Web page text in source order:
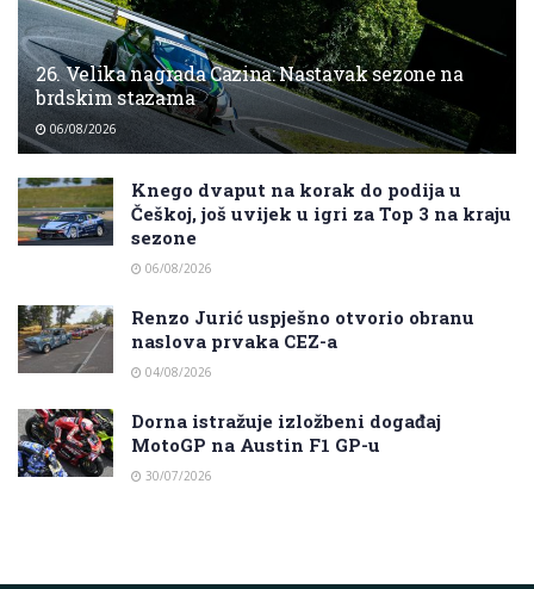
26. Velika nagrada Cazina: Nastavak sezone na
brdskim stazama
06/08/2026
Knego dvaput na korak do podija u
Češkoj, još uvijek u igri za Top 3 na kraju
sezone
06/08/2026
Renzo Jurić uspješno otvorio obranu
naslova prvaka CEZ-a
04/08/2026
Dorna istražuje izložbeni događaj
MotoGP na Austin F1 GP-u
30/07/2026